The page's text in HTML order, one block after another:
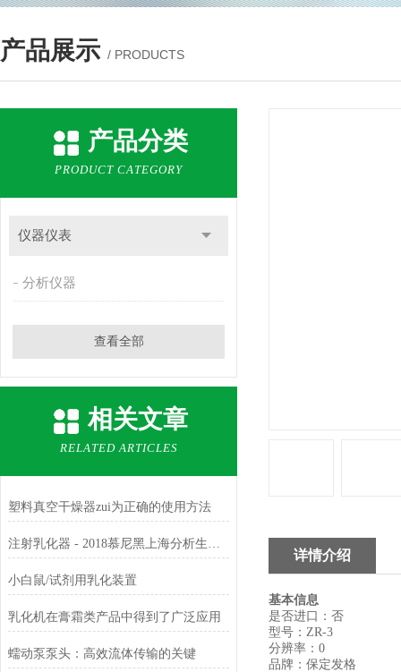
产品展示 / PRODUCTS
产品分类
PRODUCT CATEGORY
仪器仪表
分析仪器
查看全部
相关文章
RELATED ARTICLES
塑料真空干燥器zui为正确的使用方法
注射乳化器 - 2018慕尼黑上海分析生化展
小白鼠/试剂用乳化装置
乳化机在膏霜类产品中得到了广泛应用
蠕动泵泵头：高效流体传输的关键
详情介绍
基本信息
是否进口： 否
型号： ZR-3
分辨率： 0
品牌： 保定发格